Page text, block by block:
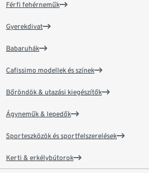
Férfi fehérneműk
Gyerekdivat
Babaruhák
Cafissimo modellek és színek
Bőröndök & utazási kiegészítők
Ágyneműk & lepedők
Sporteszközök és sportfelszerelések
Kerti & erkélybútorok